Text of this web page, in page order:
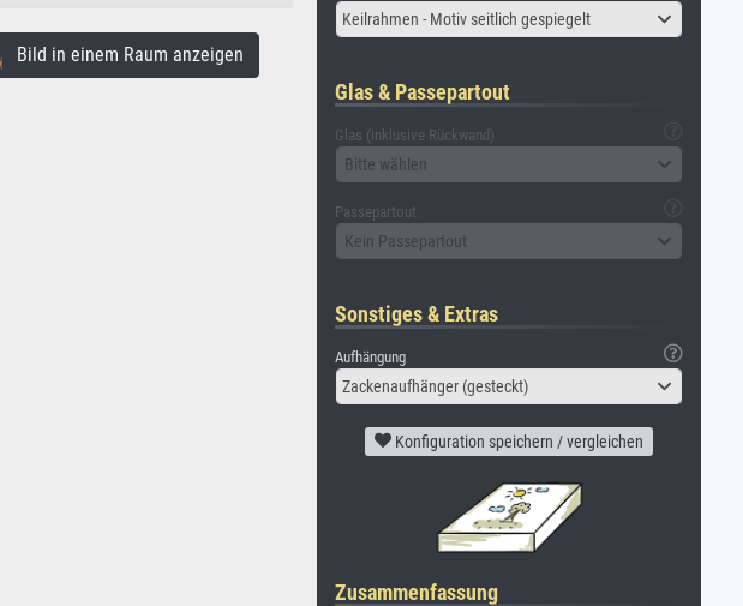
Bild in einem Raum anzeigen
Keilrahmen - Motiv seitlich gespiegelt
Glas & Passepartout
Glas (inklusive Rückwand)
Bitte wählen
Passepartout
Kein Passepartout
Sonstiges & Extras
Aufhängung
Zackenaufhänger (gesteckt)
Konfiguration speichern / vergleichen
Zusammenfassung